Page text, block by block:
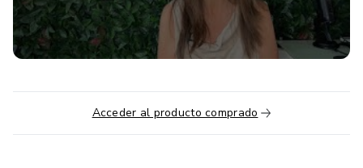
viendo resultados medibles y rápidos aplicable en
cualquier area de tu vida.
que dirijan tu vida.
Conocerás una forma no convencional de soltar lo conocido
Acceder al producto comprado